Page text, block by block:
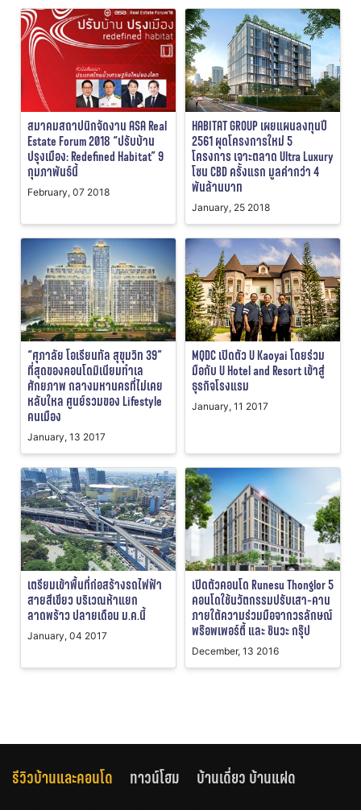
สมาคมสถาปนิกจัดงาน ASA Real
Estate Forum 2018 “ปรับบ้าน
ปรุงเมือง: Redefined Habitat” 9
กุมภาพันธ์นี้
February, 07 2018
HABITAT GROUP เผยแผนลงทุนปี
2561 ผุดโครงการใหม่ 5
โครงการ เจาะตลาด Ultra Luxury
โซน CBD ครั้งแรก มูลค่ากว่า 4
พันล้านบาท
January, 25 2018
“ศุภาลัย โอเรียนทัล สุขุมวิท 39”
ที่สุดของคอนโดมิเนียมทำเล
ศักยภาพ กลางมหานครที่ไม่เคย
หลับใหล ศูนย์รวมของ Lifestyle
คนเมือง
January, 13 2017
MQDC เปิดตัว U Kaoyai โดยร่วม
มือกับ U Hotel and Resort เข้าสู่
ธุรกิจโรงแรม
January, 11 2017
เตรียมเข้าพื้นที่ก่อสร้างรถไฟฟ้า
สายสีเขียว บริเวณห้าแยก
ลาดพร้าว ปลายเดือน ม.ค.นี้
January, 04 2017
เปิดตัวคอนโด Runesu Thonglor 5
คอนโดใช้นวัตกรรมปรับเสา-คาน
ภายใต้ความร่วมมือจากวรลักษณ์
พร๊อพเพอร์ตี้ และ ชินวะ กรุ๊ป
December, 13 2016
รีวิวบ้านและคอนโด ทาวน์โฮม
บ้านเดี่ยว บ้านแฝด